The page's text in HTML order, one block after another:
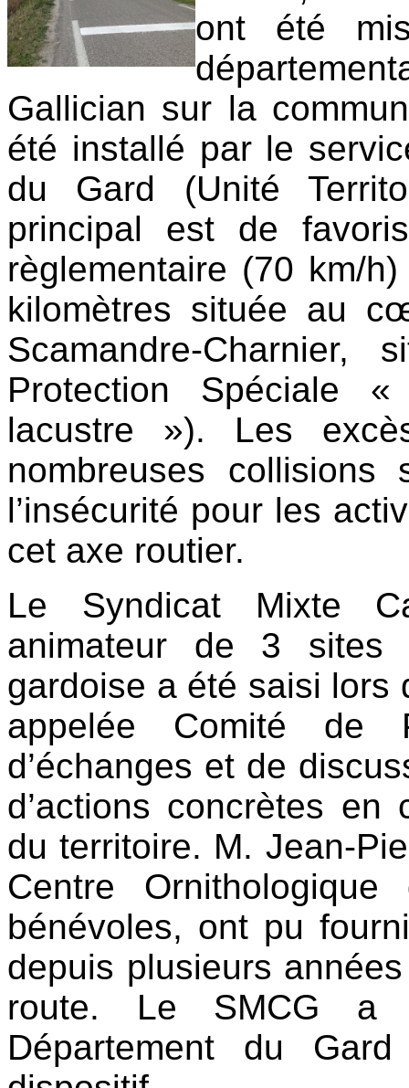
ont été
Gallician sur la
été installé par le
du Gard (Unité
principal est de
règlementaire (70 km/
kilomètres située au
Scamandre-
Protection Spéciale
lacustre »). Les
nombreuses
l’insécurité pour les
cet axe routier.
Le Syndicat Mixte
animateur de 3 sites
gardoise a été saisi lors
appelée Comité de
d’échanges et de
d’actions concrètes
du territoire. M. Jean-
Centre
bénévoles, ont pu
depuis plusieurs
route. Le SMCG a
Département du